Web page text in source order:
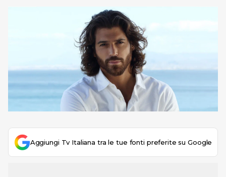
Aggiungi Tv Italiana tra le tue fonti preferite su Google